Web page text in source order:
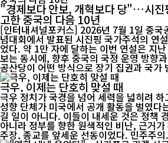
"경제보다 안보, 개혁보다 당"…시진
고한 중국의 다음 10년
[인터내셔널포커스] 2026년 7월 1일 중국
념대회에서 발표된 시진핑 국가주석의 연
었다. 약 1만 자에 달하는 이번 연설은 지
보는 동시에, 향후 중국의 국정 운영 방향
공산당이 어떤 방식으로 장기 집권과 국가
극우, 이제는 단호히 맞설 때
극우 정치가 국경을 넘어 세력을 넓히려
성향 단체가 미국에서 공개 활동을 벌였다
길 일이 아니다. 이들이 내세운 것은 정책
아니라 정부를 향한 원색적인 비난, 근거
주장, 종교를 앞세운 선동이었다. 민주주